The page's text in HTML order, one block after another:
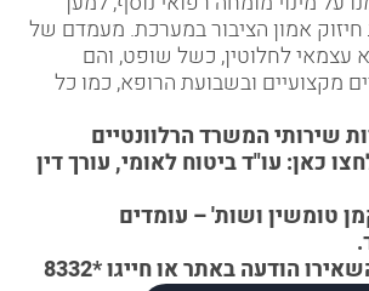
אמון הציבור במערכת. מעמדם של
עצמאי לחלוטין, כשל שופט, והם
מקצועיים ובשבועת הרופא, כמו כל
שירותי המשרד הרלוונטיים
כאן: עו"ד ביטוח לאומי, עורך דין
טומשין ושות' – עומדים
הודעה באתראוחייגו *8332